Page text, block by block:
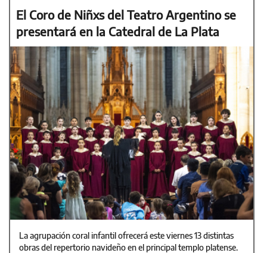
El Coro de Niñxs del Teatro Argentino se
presentará en la Catedral de La Plata
La agrupación coral infantil ofrecerá este viernes 13 distintas
obras del repertorio navideño en el principal templo platense.